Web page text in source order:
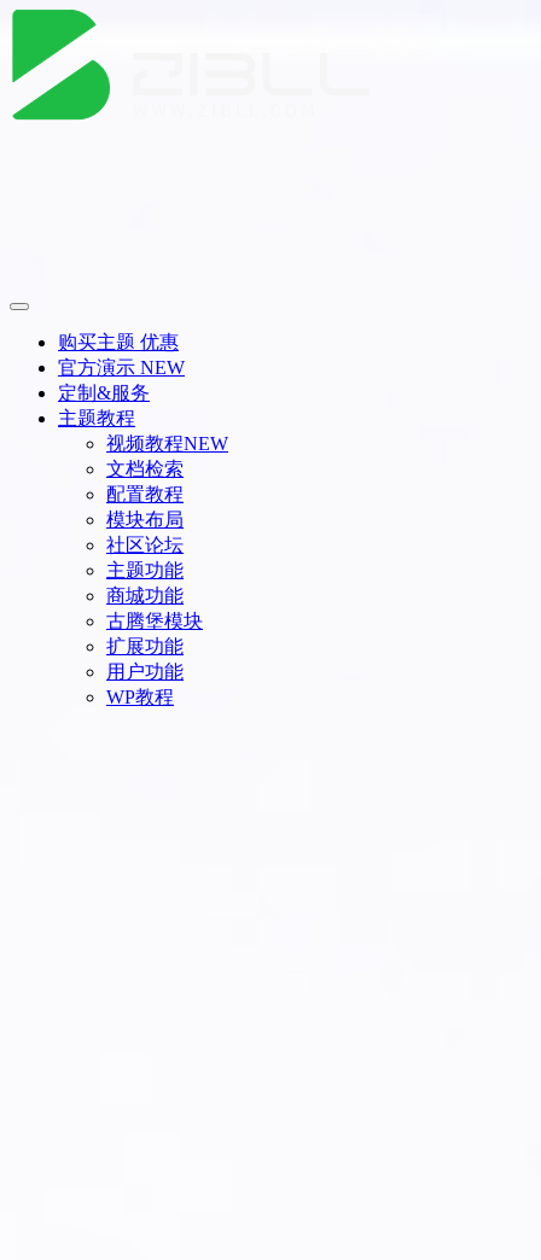
购买主题 优惠
官方演示 NEW
定制&服务
主题教程
视频教程NEW
文档检索
配置教程
模块布局
社区论坛
主题功能
商城功能
古腾堡模块
扩展功能
用户功能
WP教程